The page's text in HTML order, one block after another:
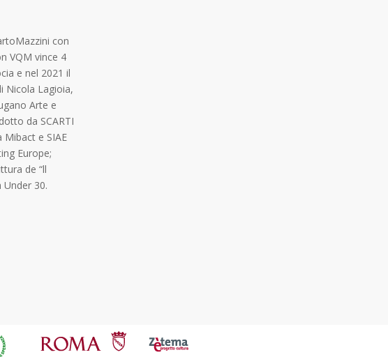
con
VQM vince 4
e nel 2021 il
Nicola Lagioia,
Arte e
da SCARTI
Mibact e SIAE
Europe;
de “ll
30.